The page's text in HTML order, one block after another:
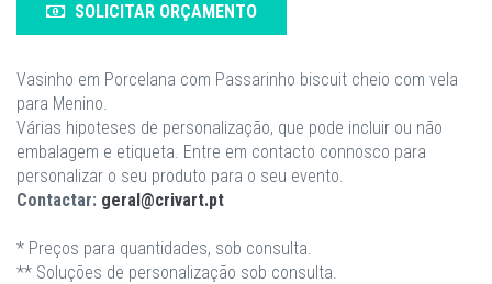
SOLICITAR ORÇAMENTO
Vasinho em Porcelana com Passarinho biscuit cheio com vela
para Menino.
Várias hipoteses de personalização, que pode incluir ou não
embalagem e etiqueta. Entre em contacto connosco para
personalizar o seu produto para o seu evento.
Contactar: geral@crivart.pt
* Preços para quantidades, sob consulta.
** Soluções de personalização sob consulta.